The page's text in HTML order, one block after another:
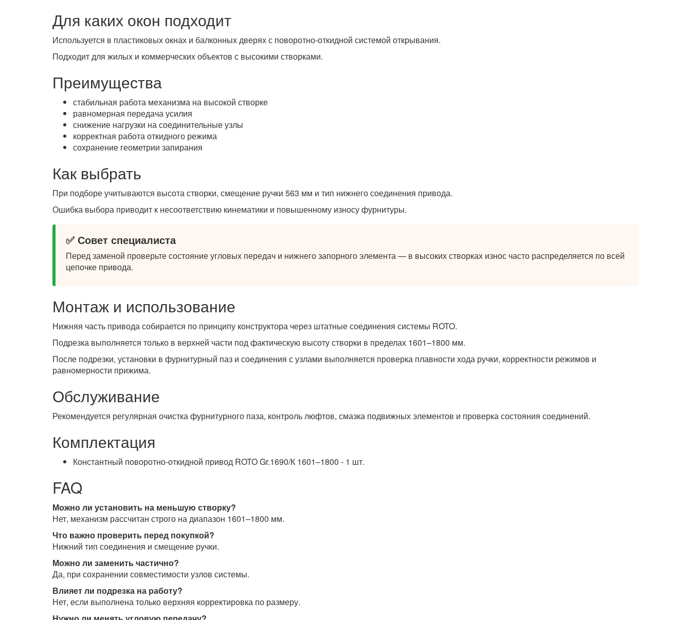
Для каких окон подходит
Используется в пластиковых окнах и балконных дверях с поворотно-откидной системой открывания.
Подходит для жилых и коммерческих объектов с высокими створками.
Преимущества
стабильная работа механизма на высокой створке
равномерная передача усилия
снижение нагрузки на соединительные узлы
корректная работа откидного режима
сохранение геометрии запирания
Как выбрать
При подборе учитываются высота створки, смещение ручки 563 мм и тип нижнего соединения привода.
Ошибка выбора приводит к несоответствию кинематики и повышенному износу фурнитуры.
✅ Совет специалиста
Перед заменой проверьте состояние угловых передач и нижнего запорного элемента — в высоких створках износ часто распределяется по всей
цепочке привода.
Монтаж и использование
Нижняя часть привода собирается по принципу конструктора через штатные соединения системы ROTO.
Подрезка выполняется только в верхней части под фактическую высоту створки в пределах 1601–1800 мм.
После подрезки, установки в фурнитурный паз и соединения с узлами выполняется проверка плавности хода ручки, корректности режимов и
равномерности прижима.
Обслуживание
Рекомендуется регулярная очистка фурнитурного паза, контроль люфтов, смазка подвижных элементов и проверка состояния соединений.
Комплектация
Константный поворотно-откидной привод ROTO Gr.1690/К 1601–1800 - 1 шт.
FAQ
Можно ли установить на меньшую створку?
Нет, механизм рассчитан строго на диапазон 1601–1800 мм.
Что важно проверить перед покупкой?
Нижний тип соединения и смещение ручки.
Можно ли заменить частично?
Да, при сохранении совместимости узлов системы.
Влияет ли подрезка на работу?
Нет, если выполнена только верхняя корректировка по размеру.